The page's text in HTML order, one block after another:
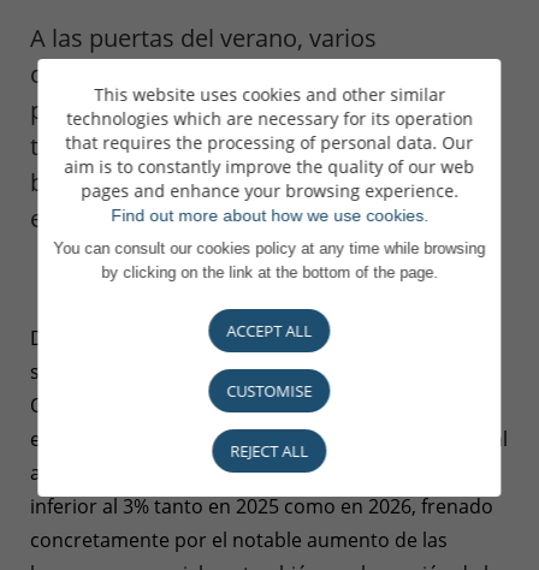
A las puertas del verano, varios
organismos internacionales publican sus
perspectivas económicas con una
tendencia generalizada de revisiones a la
baja de las expectativas de crecimiento a
escala mundial.
Después del Banco Mundial, al que precedió unas
semanas antes el Fondo Monetario Internacional, la
OCDE acaba de publicar sus perspectivas
económicas revisadas. La organización internacional
anticipa a partir de ahora un crecimiento mundial
inferior al 3% tanto en 2025 como en 2026, frenado
concretamente por el notable aumento de las
This website uses cookies and other similar
technologies which are necessary for its operation
that requires the processing of personal data. Our
aim is to constantly improve the quality of our web
pages and enhance your browsing experience.
Find out more about how we use cookies.
You can consult our cookies policy at any time while browsing
by clicking on the link at the bottom of the page.
ACCEPT ALL
CUSTOMISE
REJECT ALL